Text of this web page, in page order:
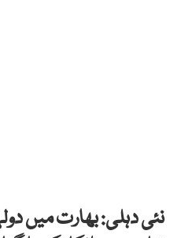
نئی دہلی: بھارت میں